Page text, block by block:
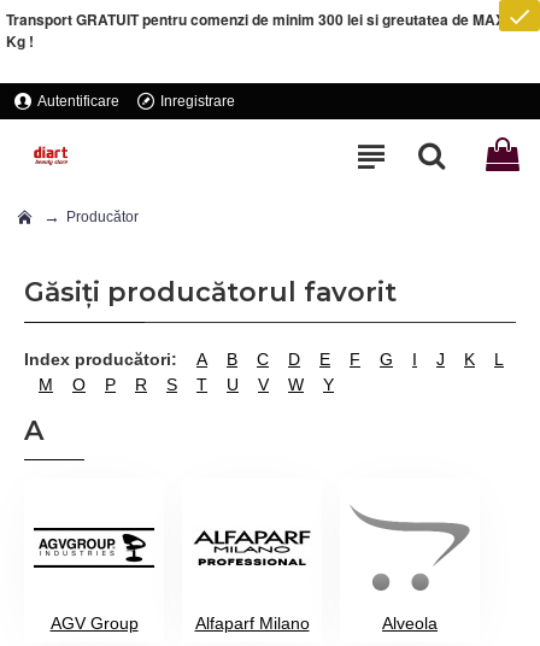
Transport GRATUIT pentru comenzi de minim 300 lei si greutatea de MAXIM 5
Kg !
Autentificare Inregistrare
Producător
Găsiți producătorul favorit
Index producători: A B C D E F G I J K
L
M
O P R S T U V W Y
A
AGV Group Alfaparf Milano Alveola